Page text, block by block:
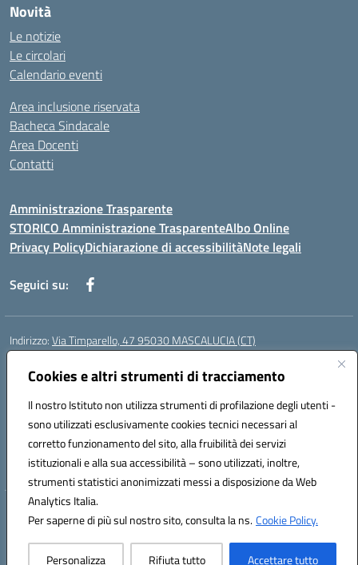
Cookies e altri strumenti di tracciamento
Il nostro Istituto non utilizza strumenti di profilazione degli utenti -
sono utilizzati esclusivamente cookies tecnici necessari al
corretto funzionamento del sito, alla fruibilità dei servizi
istituzionali e alla sua accessibilità – sono utilizzati, inoltre,
strumenti statistici anonimizzati messi a disposizione da Web
Analytics Italia.
Per saperne di più sul nostro sito, consulta la ns.Cookie Policy.
Personalizza Rifiuta tutto Accettare tutto
Novità
Le notizie
Le circolari
Calendario eventi
Area inclusione riservata
Bacheca Sindacale
Area Docenti
Contatti
Amministrazione Trasparente
STORICO Amministrazione TrasparenteAlbo Online
Privacy PolicyDichiarazione di accessibilitàNote legali
Seguici su:
Indirizzo:Via Timparello, 47 95030 MASCALUCIA (CT)
Centralino:
Posta elettronica certificata (PEC):ctic8bc002@pec.istruzione.it
Codice fiscale: 93238350875
Codice meccanografico:ctic8bc002
Codice Indice delle Pubbliche Amministrazioni (IPA): istsc_ctic8bc002
Codice unico di fatturazione (CUF): 2PO2JW
Hosting & Powered by 3D Solution S.r.l.
Concept & Design by Designers Italia